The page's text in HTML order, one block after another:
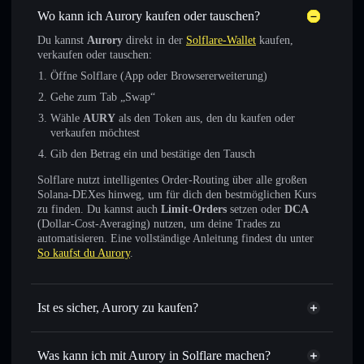
Wo kann ich Aurory kaufen oder tauschen?
Du kannst Aurory direkt in der Solflare-Wallet kaufen,
verkaufen oder tauschen:
Öffne Solflare (App oder Browsererweiterung)
Gehe zum Tab „Swap“
Wähle AURY als den Token aus, den du kaufen oder
verkaufen möchtest
Gib den Betrag ein und bestätige den Tausch
Solflare nutzt intelligentes Order-Routing über alle großen
Solana-DEXes hinweg, um für dich den bestmöglichen Kurs
zu finden. Du kannst auch Limit-Orders setzen oder DCA
(Dollar-Cost-Averaging) nutzen, um deine Trades zu
automatisieren. Eine vollständige Anleitung findest du unter
So kaufst du Aurory.
Ist es sicher, Aurory zu kaufen?
Aurory verifizierter Token
Was kann ich mit Aurory in Solflare machen?